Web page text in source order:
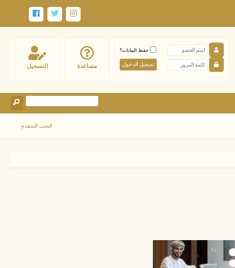
التسجيل مساعدة
حفظ البيانات؟
البحث المتقدم